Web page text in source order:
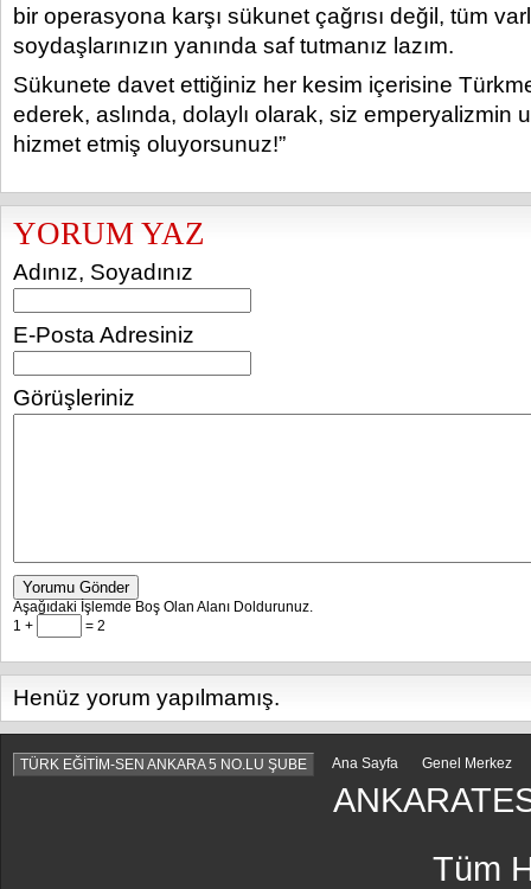
bir operasyona karşı sükunet çağrısı değil, tüm
soydaşlarınızın yanında saf tutmanız lazım.
Sükunete davet ettiğiniz her kesim içerisine
ederek, aslında, dolaylı olarak, siz emperyalizmin
hizmet etmiş oluyorsunuz!”
YORUM YAZ
Adınız, Soyadınız
E-Posta Adresiniz
Görüşleriniz
Yorumu Gönder
Aşağıdaki İşlemde Boş Olan Alanı Doldurunuz.
1 +
= 2
Henüz yorum yapılmamış.
TÜRK EĞİTİM-SEN ANKARA 5 NO.LU ŞUBE Ana Sayfa Genel Merkez
Tüm